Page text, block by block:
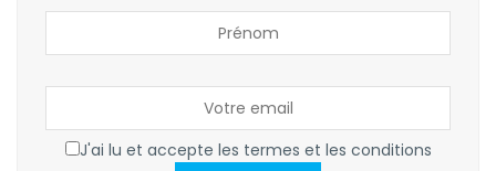
J'ai lu et accepte les termes et les conditions